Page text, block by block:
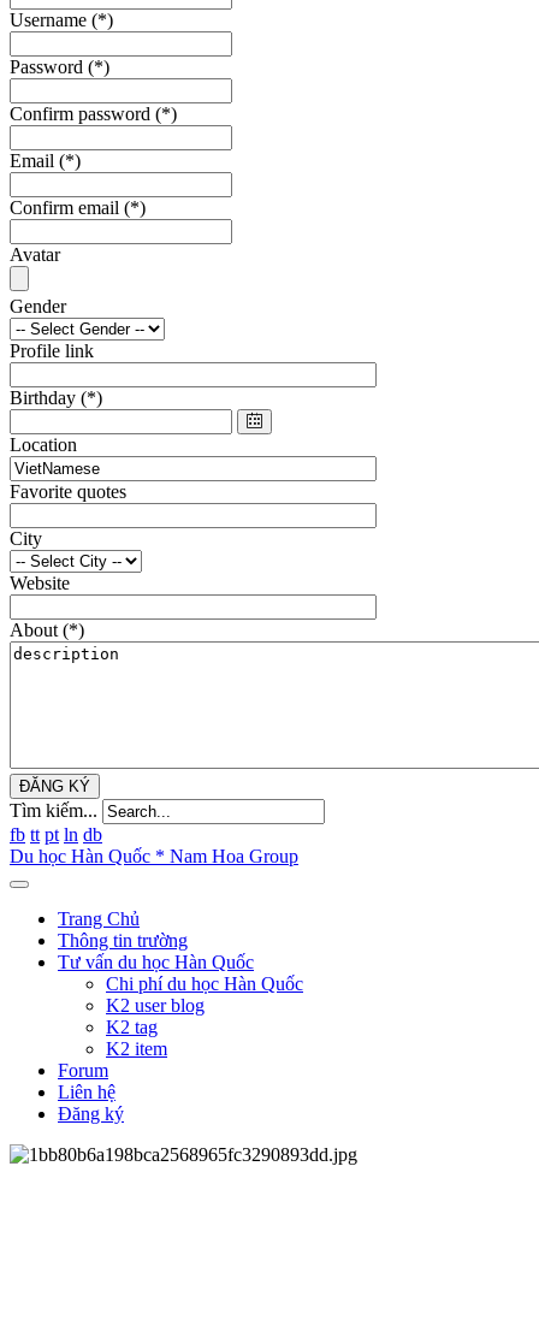
Username (*)
Password (*)
Confirm password (*)
Email (*)
Confirm email (*)
Avatar
Gender
Profile link
Birthday (*)
Location
Favorite quotes
City
Website
About (*)
ĐĂNG KÝ
Tìm kiếm...
fb tt pt ln db
Du học Hàn Quốc * Nam Hoa Group
Trang Chủ
Thông tin trường
Tư vấn du học Hàn Quốc
Chi phí du học Hàn Quốc
K2 user blog
K2 tag
K2 item
Forum
Liên hệ
Đăng ký